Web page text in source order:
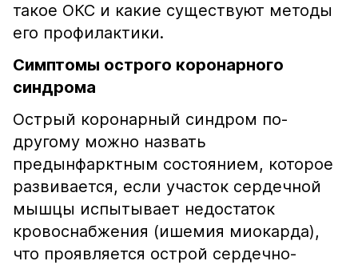
такое ОКС и какие существуют методы
его профилактики.
Симптомы острого коронарного
синдрома
Острый коронарный синдром по-
другому можно назвать
предынфарктным состоянием, которое
развивается, если участок сердечной
мышцы испытывает недостаток
кровоснабжения (ишемия миокарда),
что проявляется острой сердечно-